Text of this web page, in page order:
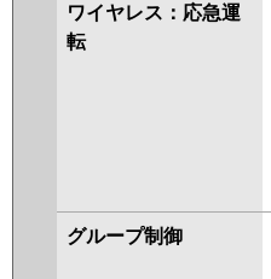
ワイヤレス：応急運
転
グループ制御